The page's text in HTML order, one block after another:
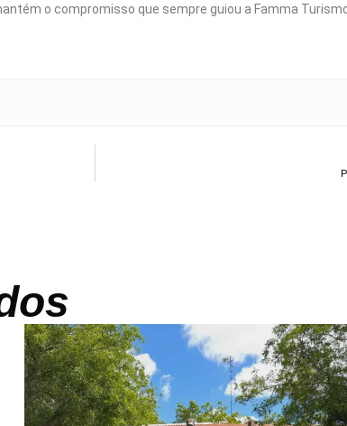
o compromisso que sempre guiou a Famma